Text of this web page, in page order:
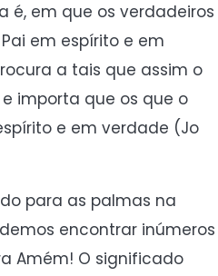
é, em que os verdadeiros
em espírito e em
a tais que assim o
e importa que os que o
e em verdade (Jo
para as palmas na
encontrar inúmeros
Amém! O significado